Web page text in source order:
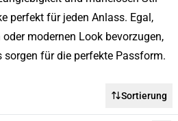
perfekt für jeden Anlass. Egal,
modernen Look bevorzugen,
sorgen für die perfekte Passform.
Sortierung